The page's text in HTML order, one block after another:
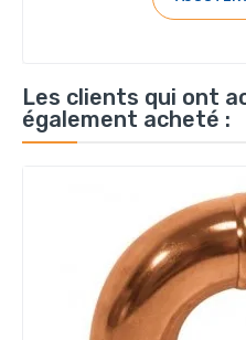
Les clients qui ont
également acheté :